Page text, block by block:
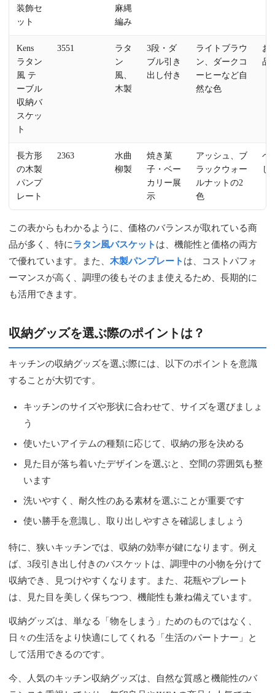
装飾セ
ット
麻縄
編み
Kens
ラタン
風 テ
ーブル
収納バ
スケッ
ト
3551
ラタ
ン
風、
木製
3段・ダ
ブル引き
出し付き
ライトブラウ
ン、ダークコ
ーヒーなど自
然な色
お
品
長方形
の木製
パンプ
レート
2363
水曲
柳製
焼き菓
子・ベー
カリー展
示
アッシュ、ブ
ラックウォー
ルナットの2
色
ベ
し
この表からもわかるように、価格のバランスが取れている商
品が多く、特にラタン風バスケット は、機能性と価格の両方
で優れています。また、木製パンプレート は、コストパフォ
ーマンスが高く、調理の後もそのまま使えるため、長期的に
も活用できます。
収納グッズを選ぶ際のポイントは？
キッチンの収納グッズを選ぶ際には、以下のポイントを意識
することが大切です。
キッチンのサイズや形状に合わせて、サイズを選びましょ
う
使いたいアイテムの種類に応じて、収納の形を決める
見た目が落ち着いたデザインを選ぶと、空間の雰囲気も整
います
洗いやすく、耐久性のある素材を選ぶことが重要です
使い勝手を意識し、取り出しやすさを確認しましょう
特に、狭いキッチンでは、収納の効率が鍵になります。例え
ば、3段引き出し付きのバスケットは、調理中の小物を分けて
収納でき、見つけやすくなります。また、花瓶やプレート
は、見た目を美しく保ちつつ、機能性も兼ね備えています。
収納グッズは、単なる「物をしまう」ためのものではなく、
日々の生活をより快適にしてくれる「生活のパートナー」と
して活用できるのです。
今、人気のキッチン収納グッズは、自然な質感と機能性のバ